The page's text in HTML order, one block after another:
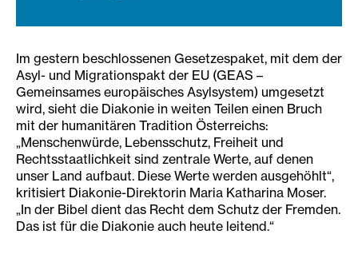
Im gestern beschlossenen Gesetzespaket, mit dem der
Asyl- und Migrationspakt der EU (GEAS –
Gemeinsames europäisches Asylsystem) umgesetzt
wird, sieht die Diakonie in weiten Teilen einen Bruch
mit der humanitären Tradition Österreichs:
„Menschenwürde, Lebensschutz, Freiheit und
Rechtsstaatlichkeit sind zentrale Werte, auf denen
unser Land aufbaut. Diese Werte werden ausgehöhlt“,
kritisiert Diakonie-Direktorin Maria Katharina Moser.
„In der Bibel dient das Recht dem Schutz der Fremden.
Das ist für die Diakonie auch heute leitend.“